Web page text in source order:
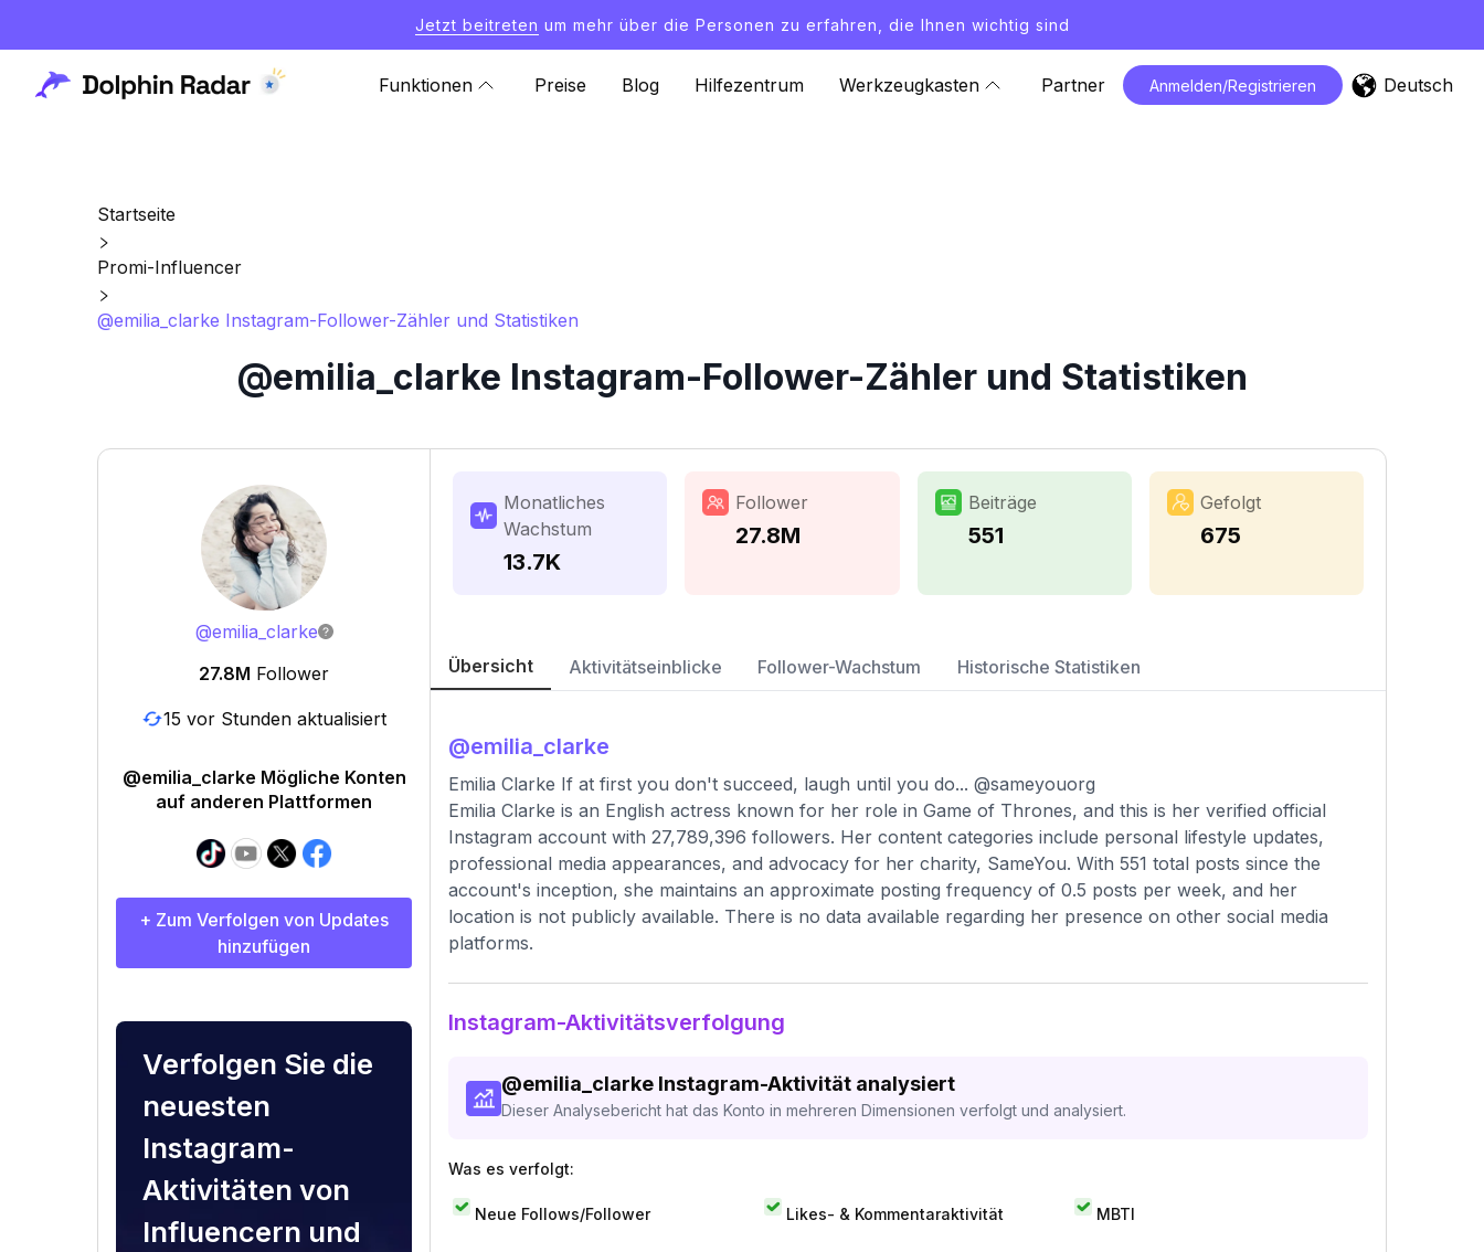
Jetzt beitreten um mehr über die Personen zu erfahren, die Ihnen wichtig sind
Funktionen Preise Blog Hilfezentrum Werkzeugkasten Partner Anmelden/Registrieren Deutsch
Startseite
Promi-Influencer
@emilia_clarke Instagram-Follower-Zähler und Statistiken
@emilia_clarke Instagram-Follower-Zähler und Statistiken
@emilia_clarke
27.8M Follower
15 vor Stunden aktualisiert
@emilia_clarke Mögliche Konten
auf anderen Plattformen
+ Zum Verfolgen von Updates
hinzufügen
Verfolgen Sie die
neuesten
Instagram-
Aktivitäten von
Influencern und
Monatliches
Wachstum
13.7K
Follower
27.8M
Beiträge
551
Gefolgt
675
Übersicht Aktivitätseinblicke Follower-Wachstum Historische Statistiken
@emilia_clarke
Emilia Clarke If at first you don't succeed, laugh until you do... @sameyouorg
Emilia Clarke is an English actress known for her role in Game of Thrones, and this is her verified official
Instagram account with 27,789,396 followers. Her content categories include personal lifestyle updates,
professional media appearances, and advocacy for her charity, SameYou. With 551 total posts since the
account's inception, she maintains an approximate posting frequency of 0.5 posts per week, and her
location is not publicly available. There is no data available regarding her presence on other social media
platforms.
Instagram-Aktivitätsverfolgung
@emilia_clarke Instagram-Aktivität analysiert
Dieser Analysebericht hat das Konto in mehreren Dimensionen verfolgt und analysiert.
Was es verfolgt:
Neue Follows/Follower Likes- & Kommentaraktivität MBTI